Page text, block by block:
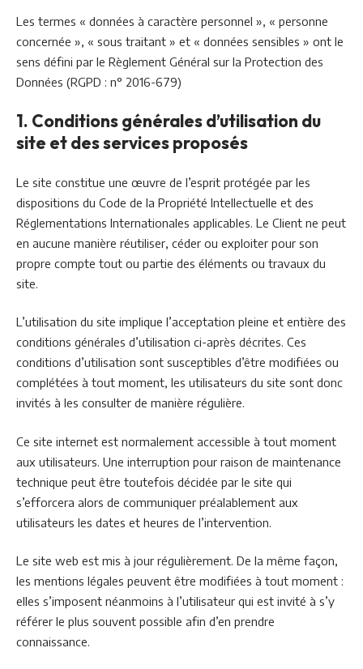
Les termes « données à caractère personnel », « personne
concernée », « sous traitant » et « données sensibles » ont le
sens défini par le Règlement Général sur la Protection des
Données (RGPD : n° 2016-679)
1. Conditions générales d’utilisation du
site et des services proposés
Le site constitue une œuvre de l’esprit protégée par les
dispositions du Code de la Propriété Intellectuelle et des
Réglementations Internationales applicables. Le Client ne peut
en aucune manière réutiliser, céder ou exploiter pour son
propre compte tout ou partie des éléments ou travaux du
site.
L’utilisation du site implique l’acceptation pleine et entière des
conditions générales d’utilisation ci-après décrites. Ces
conditions d’utilisation sont susceptibles d’être modifiées ou
complétées à tout moment, les utilisateurs du site sont donc
invités à les consulter de manière régulière.
Ce site internet est normalement accessible à tout moment
aux utilisateurs. Une interruption pour raison de maintenance
technique peut être toutefois décidée par le site qui
s’efforcera alors de communiquer préalablement aux
utilisateurs les dates et heures de l’intervention.
Le site web est mis à jour régulièrement. De la même façon,
les mentions légales peuvent être modifiées à tout moment :
elles s’imposent néanmoins à l’utilisateur qui est invité à s’y
référer le plus souvent possible afin d’en prendre
connaissance.